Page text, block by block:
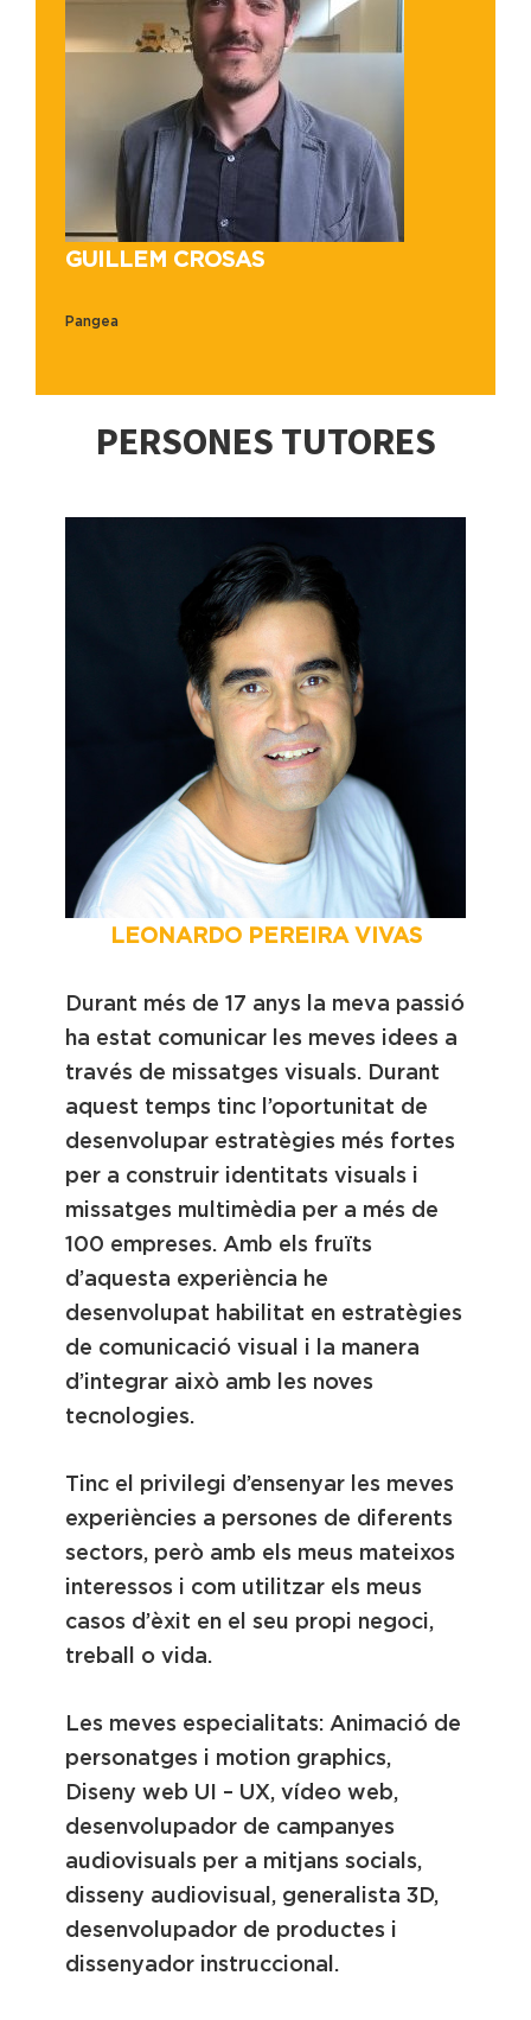
GUILLEM CROSAS
Pangea
PERSONES TUTORES
LEONARDO PEREIRA VIVAS
Durant més de 17 anys la meva passió
ha estat comunicar les meves idees a
través de missatges visuals. Durant
aquest temps tinc l’oportunitat de
desenvolupar estratègies més fortes
per a construir identitats visuals i
missatges multimèdia per a més de
100 empreses. Amb els fruïts
d’aquesta experiència he
desenvolupat habilitat en estratègies
de comunicació visual i la manera
d’integrar això amb les noves
tecnologies.
Tinc el privilegi d’ensenyar les meves
experiències a persones de diferents
sectors, però amb els meus mateixos
interessos i com utilitzar els meus
casos d’èxit en el seu propi negoci,
treball o vida.
Les meves especialitats: Animació de
personatges i motion graphics,
Diseny web UI – UX, vídeo web,
desenvolupador de campanyes
audiovisuals per a mitjans socials,
disseny audiovisual, generalista 3D,
desenvolupador de productes i
dissenyador instruccional.